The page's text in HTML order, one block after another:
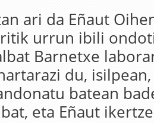
ari da Eñaut
urrun ibili
Barnetxe
du,
batean
eta Eñaut